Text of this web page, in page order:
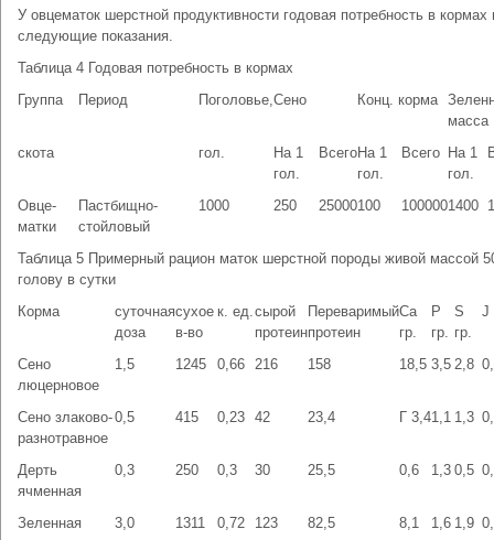
У овцематок шерстной продуктивности годовая потребность в кормах
следующие показания.
Таблица 4 Годовая потребность в кормах
Группа
Период Поголовье,Сено Конц. корма
масса
скота
гол.
На 1
гол.
ВсегоНа 1
гол.
Всего На 1
гол.
Овце-
матки
Пастбищно-
стойловый
1000 250 25000100 1000001400
Таблица 5 Примерный рацион маток шерстной породы живой массой
голову в сутки
Корма
суточная
доза
сухое
в-во
к. ед.сырой
протеин
Переваримый
протеин
Са
гр.
Р
гр.
S
гр.
J
Сено
люцерновое
1,5 1245 0,66 216 158 18,5 3,5 2,8
Сено злаково-
разнотравное
0,5 415 0,23 42 23,4 Г 3,41,1 1,3
Дерть
ячменная
0,3 250 0,3 30 25,5 0,6 1,3 0,5
Зеленная
3,0 1311 0,72 123 82,5 8,1 1,6 1,9